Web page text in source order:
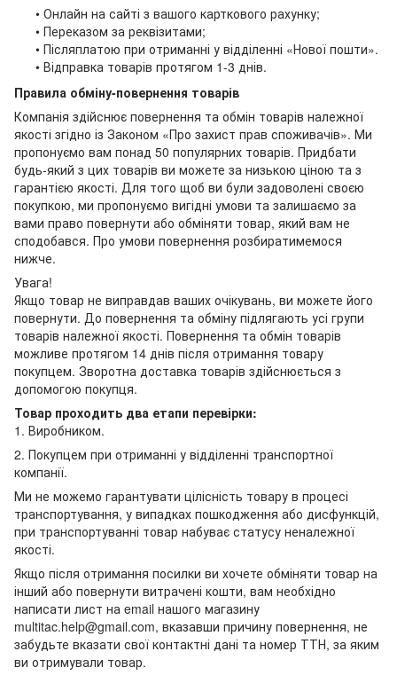
• Онлайн на сайті з вашого карткового рахунку;
• Переказом за реквізитами;
• Післяплатою при отриманні у відділенні «Нової пошти».
• Відправка товарів протягом 1-3 днів.
Правила обміну-повернення товарів
Компанія здійснює повернення та обмін товарів належної
якості згідно із Законом «Про захист прав споживачів». Ми
пропонуємо вам понад 50 популярних товарів. Придбати
будь-який з цих товарів ви можете за низькою ціною та з
гарантією якості. Для того щоб ви були задоволені своєю
покупкою, ми пропонуємо вигідні умови та залишаємо за
вами право повернути або обміняти товар, який вам не
сподобався. Про умови повернення розбиратимемося
нижче.
Увага!
Якщо товар не виправдав ваших очікувань, ви можете його
повернути. До повернення та обміну підлягають усі групи
товарів належної якості. Повернення та обмін товарів
можливе протягом 14 днів після отримання товару
покупцем. Зворотна доставка товарів здійснюється з
допомогою покупця.
Товар проходить два етапи перевірки:
1. Виробником.
2. Покупцем при отриманні у відділенні транспортної
компанії.
Ми не можемо гарантувати цілісність товару в процесі
транспортування, у випадках пошкодження або дисфункцій,
при транспортуванні товар набуває статусу неналежної
якості.
Якщо після отримання посилки ви хочете обміняти товар на
інший або повернути витрачені кошти, вам необхідно
написати лист на email нашого магазину
multitac.help@gmail.com, вказавши причину повернення, не
забудьте вказати свої контактні дані та номер ТТН, за яким
ви отримували товар.